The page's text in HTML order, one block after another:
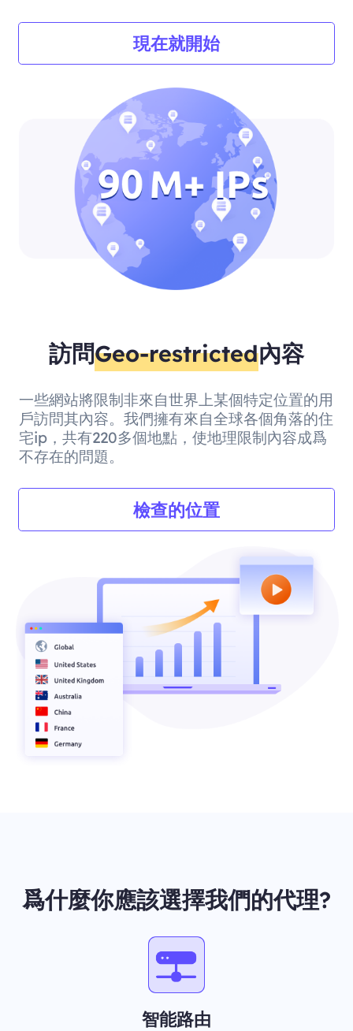
現在就開始
訪問Geo-restricted內容
一些網站將限制非來自世界上某個特定位置的用
戶訪問其內容。我們擁有來自全球各個角落的住
宅ip，共有220多個地點，使地理限制內容成爲
不存在的問題。
檢查的位置
爲什麼你應該選擇我們的代理?
智能路由